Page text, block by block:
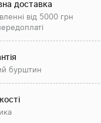
доставка
від 5000 грн
бурштин